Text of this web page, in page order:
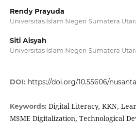
Rendy Prayuda
Universitas Islam Negeri Sumatera
Siti Aisyah
Universitas Islam Negeri Sumatera
DOI: https://doi.org/10.55606/
Keywords: Digital Literacy, KKN,
MSME Digitalization, Technological